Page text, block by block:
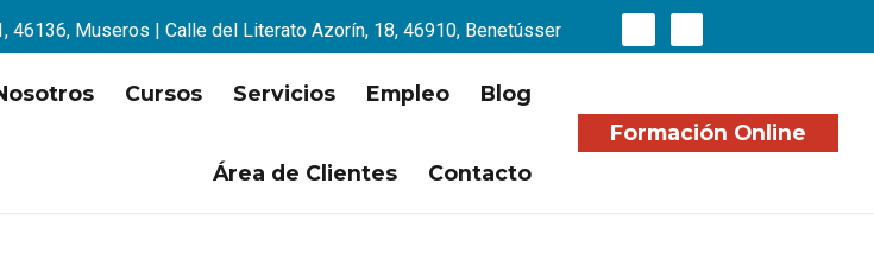
46136, Museros | Calle del Literato Azorín, 18, 46910, Benetússer
Cursos Servicios Empleo Blog
Área de Clientes Contacto
Formación Online